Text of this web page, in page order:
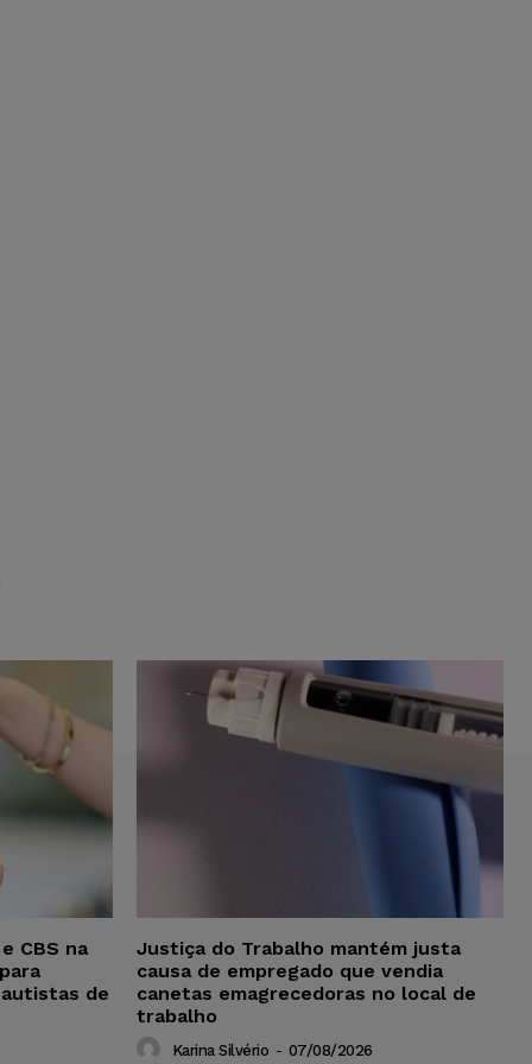
CBS na
de
Justiça do Trabalho mantém justa
causa de empregado que vendia
canetas emagrecedoras no local de
trabalho
Karina Silvério - 07/08/2026